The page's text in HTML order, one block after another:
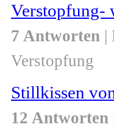
Verstopfung-
7 Antworten |
Verstopfung
Stillkissen
12 Antworten